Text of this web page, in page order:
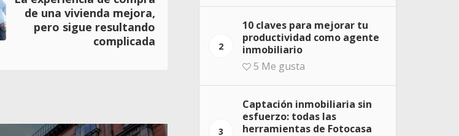
de una vivienda mejora,
pero sigue resultando
complicada
2
10 claves para mejorar tu
productividad como agente
inmobiliario
5 Me gusta
3
Captación inmobiliaria sin
esfuerzo: todas las
herramientas de Fotocasa